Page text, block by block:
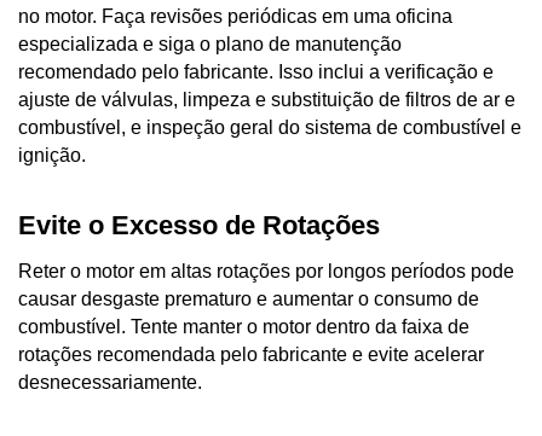
no motor. Faça revisões periódicas em uma oficina
especializada e siga o plano de manutenção
recomendado pelo fabricante. Isso inclui a verificação e
ajuste de válvulas, limpeza e substituição de filtros de ar e
combustível, e inspeção geral do sistema de combustível e
ignição.
Evite o Excesso de Rotações
Reter o motor em altas rotações por longos períodos pode
causar desgaste prematuro e aumentar o consumo de
combustível. Tente manter o motor dentro da faixa de
rotações recomendada pelo fabricante e evite acelerar
desnecessariamente.